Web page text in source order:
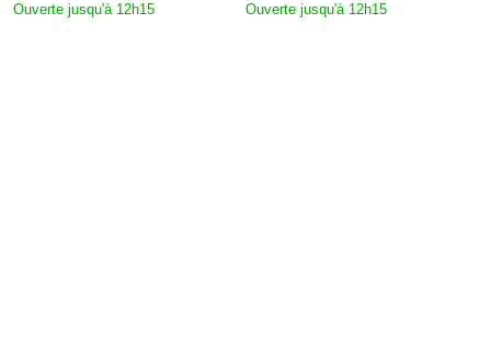
Ouverte jusqu'à 12h15
Ouverte jusqu'à 12h15